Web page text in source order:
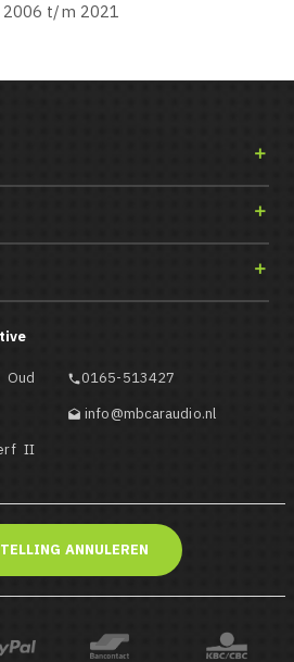
2006 t/m 2021



II
0165-513427
 info@mbcaraudio.nl
ANNULEREN